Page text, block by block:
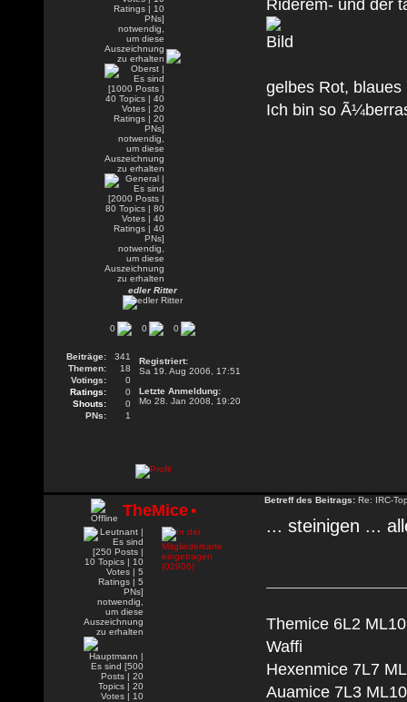
edler Ritter
0 0 0
Beiträge:
341
Themen:
18
Votings:
0
Ratings:
0
Shouts:
0
PNs:
1
Registriert:
Sa 19. Aug 2006, 17:51
Letzte Anmeldung:
Mo 28. Jan 2008, 19:20
Riderem- und der
gelbes Rot,
Ich bin so
TheMice•
Betreff des Beitrags: Re: IRC-
... steinigen ...
Themice 6L2
Waffi
Hexenmice 7L7
Auamice 7L3